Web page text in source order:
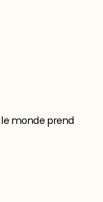
monde prend